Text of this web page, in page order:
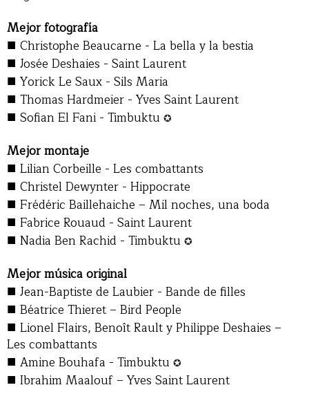
Mejor fotografía
■ Christophe Beaucarne - La bella y la bestia
■ Josée Deshaies - Saint Laurent
■ Yorick Le Saux - Sils Maria
■ Thomas Hardmeier - Yves Saint Laurent
■ Sofian El Fani - Timbuktu ✪
Mejor montaje
■ Lilian Corbeille - Les combattants
■ Christel Dewynter - Hippocrate
■ Frédéric Baillehaiche – Mil noches, una boda
■ Fabrice Rouaud - Saint Laurent
■ Nadia Ben Rachid - Timbuktu ✪
Mejor música original
■ Jean-Baptiste de Laubier - Bande de filles
■ Béatrice Thieret – Bird People
■ Lionel Flairs, Benoît Rault y Philippe Deshaies –
Les combattants
■ Amine Bouhafa - Timbuktu ✪
■ Ibrahim Maalouf – Yves Saint Laurent